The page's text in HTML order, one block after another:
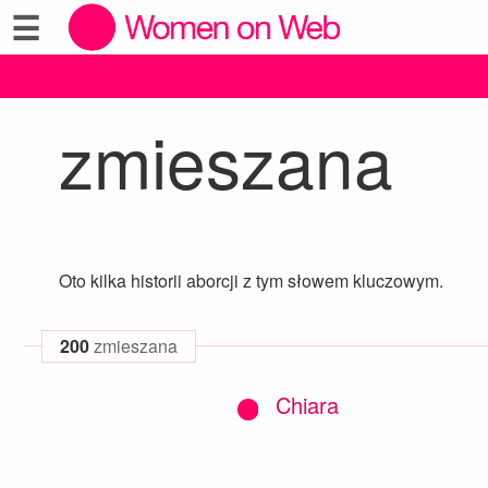
☰
zmieszana
Oto kilka historii aborcji z tym słowem kluczowym.
200zmieszana
Chiara